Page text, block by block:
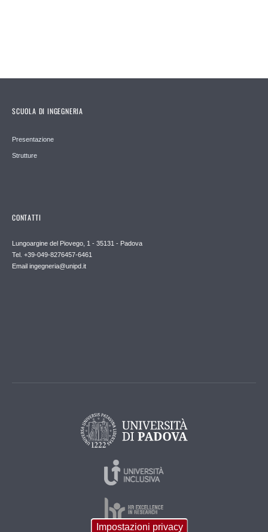
SCUOLA DI INGEGNERIA
Presentazione
Strutture
CONTATTI
Lungoargine del Piovego, 1 - 35131 - Padova
Tel. +39-049-8276457-6461
Email ingegneria@unipd.it
Impostazioni privacy